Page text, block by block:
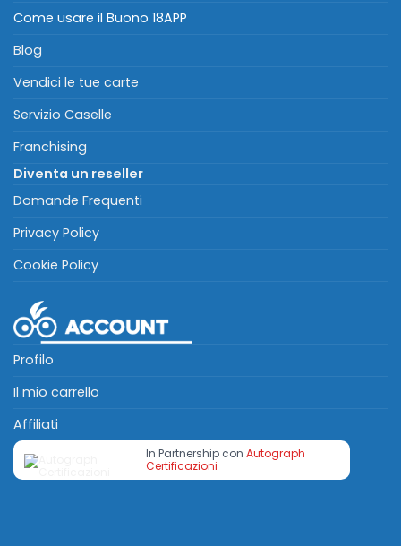
Come usare il Buono 18APP
Blog
Vendici le tue carte
Servizio Caselle
Franchising
Diventa un reseller
Domande Frequenti
Privacy Policy
Cookie Policy
Profilo
Il mio carrello
Affiliati
In Partnership con Autograph
Certificazioni